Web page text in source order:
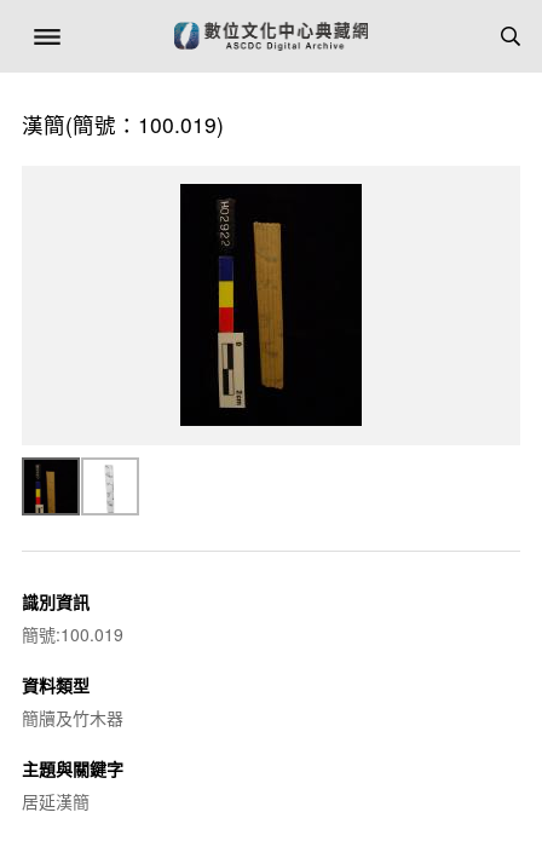
漢簡(簡號：100.019)
識別資訊
簡號:100.019
資料類型
簡牘及竹木器
主題與關鍵字
居延漢簡